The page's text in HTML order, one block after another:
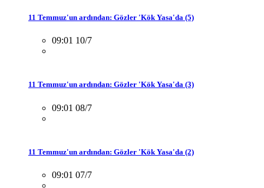
11 Temmuz'un ardından: Gözler 'Kök Yasa'da (5)
09:01 10/7
11 Temmuz'un ardından: Gözler 'Kök Yasa'da (3)
09:01 08/7
11 Temmuz'un ardından: Gözler 'Kök Yasa'da (2)
09:01 07/7